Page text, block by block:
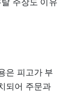
주장도 이유
은 피고가 부
되어 주문과